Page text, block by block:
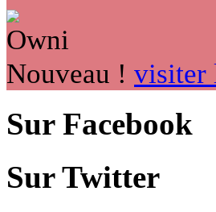
Nouveau ! visiter
Sur Facebook
Sur Twitter